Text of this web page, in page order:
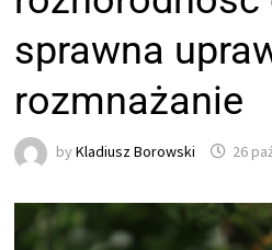
sprawna
rozmnażanie
byKladiusz Borowski 26